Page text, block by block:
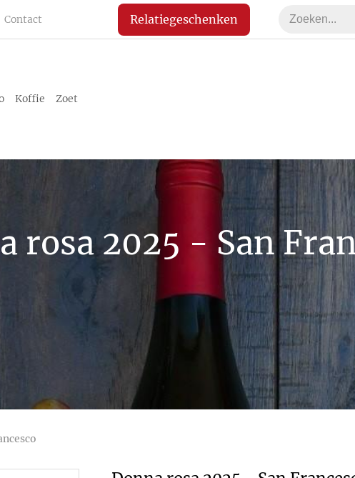
Contact Relatiegeschenken
Koffie Zoet
rosa 2025 - San